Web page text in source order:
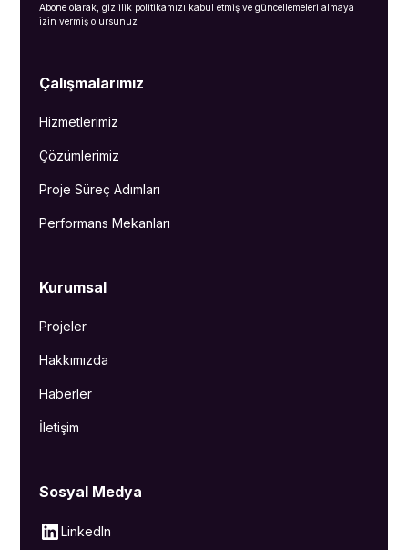
Abone olarak, gizlilik politikamızı kabul etmiş ve güncellemeleri almaya
izin vermiş olursunuz
Çalışmalarımız
Hizmetlerimiz
Çözümlerimiz
Proje Süreç Adımları
Performans Mekanları
Kurumsal
Projeler
Hakkımızda
Haberler
İletişim
Sosyal Medya
LinkedIn